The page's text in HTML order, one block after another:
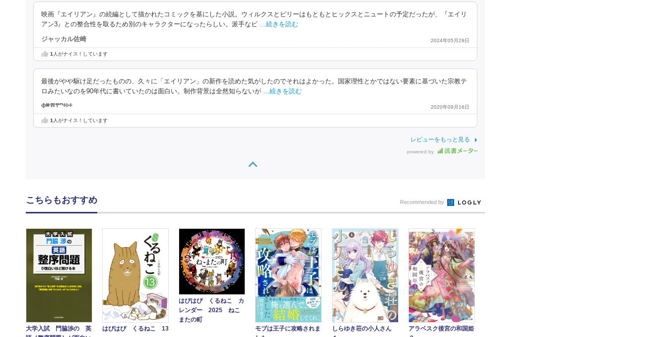
映画『エイリアン』の続編として描かれたコミックを基にした小説。ウィルクスとビリーはもともとヒックスとニュートの予定だったが、『エイリ
アン3』との整合性を取るため別のキャラクターになったらしい。派手なビ …続きを読む
ジャッカル佐崎 2024年05月29日
1 人がナイス！しています
最後がやや駆け足だったものの、久々に「エイリアン」の新作を読めた気がしたのでそれはよかった。国家理性とかではない要素に基づいた宗教テ
ロみたいなのを90年代に書いていたのは面白い。制作背景は全然知らないが …続きを読む
Ⱇⱆⰿⰹⱅⰰⰽⰰ 2020年09月16日
1人がナイス！しています
レビューをもっと見る
powered by
こちらもおすすめ Recommended by
大学入試 門脇渉の 英
はぴはぴ くるねこ 13
はぴはぴ くるねこ カ
レンダー 2025 ねこ
またの町
モブは王子に攻略されま
しらゆき荘の小人さん
アラベスク後宮の和国姫